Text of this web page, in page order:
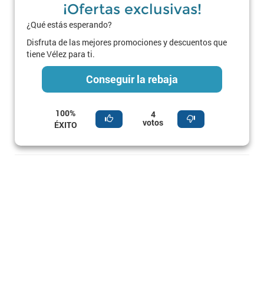
¡Ofertas exclusivas!
¿Qué estás esperando?
Disfruta de las mejores promociones y descuentos que
tiene Vélez para ti.
Conseguir la rebaja
100%
ÉXITO
4
votos